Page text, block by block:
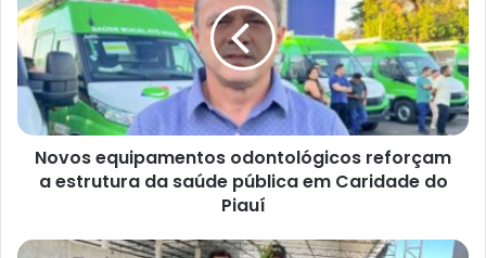
e
n
d
e
e
e
Novos equipamentos odontológicos reforçam
a estrutura da saúde pública em Caridade do
Piauí